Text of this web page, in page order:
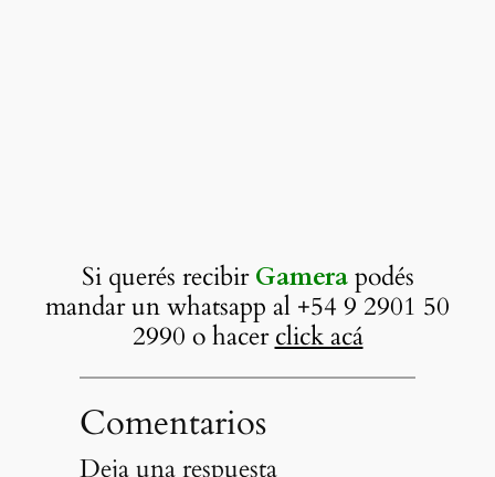
Si querés recibirGamerapodés
mandar un whatsapp al +54 9 2901 50
2990 o hacerclick acá
Comentarios
Deja una respuesta